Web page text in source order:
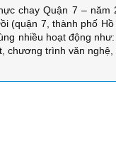
chay Quận 7 – năm
(quận 7, thành phố
nhiều hoạt động
chương trình văn